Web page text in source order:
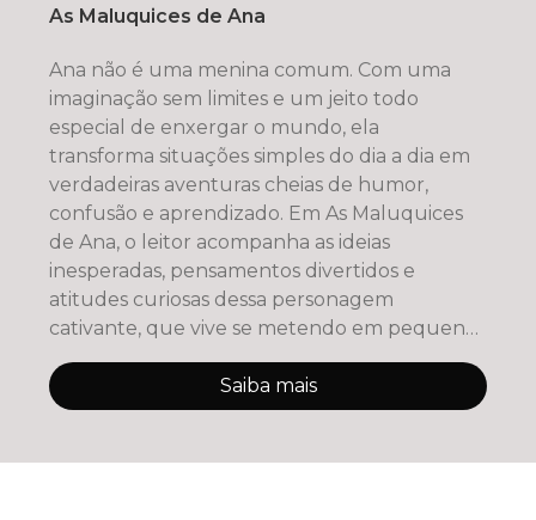
As Maluquices de Ana
Ana não é uma menina comum. Com uma
imaginação sem limites e um jeito todo
especial de enxergar o mundo, ela
transforma situações simples do dia a dia em
verdadeiras aventuras cheias de humor,
confusão e aprendizado. Em As Maluquices
de Ana, o leitor acompanha as ideias
inesperadas, pensamentos divertidos e
atitudes curiosas dessa personagem
cativante, que vive se metendo em pequenas
Saiba mais